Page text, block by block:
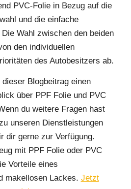
PVC-Folie in Bezug auf die
und die einfache
Wahl zwischen den beiden
den individuellen
des Autobesitzers ab.
Blogbeitrag einen
über PPF Folie und PVC
du weitere Fragen hast
unseren Dienstleistungen
dir gerne zur Verfügung.
mit PPF Folie oder PVC
Vorteile eines
makellosen Lackes. Jetzt